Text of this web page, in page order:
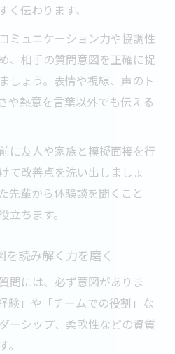
く伝わります。
ミュニケーション力や協調性
、相手の質問意図を正確に捉
しょう。表情や視線、声のト
や熱意を言葉以外でも伝える
に友人や家族と模擬面接を行
て改善点を洗い出しましょ
先輩から体験談を聞くこと
立ちます。
読み解く力を磨く
問には、必ず意図がありま
験」や「チームでの役割」な
ーシップ、柔軟性などの資質